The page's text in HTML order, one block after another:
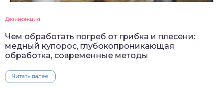
Дезинсекция
Чем обработать погреб от грибка и плесени:
медный купорос, глубокопроникающая
обработка, современные методы
Читать далее